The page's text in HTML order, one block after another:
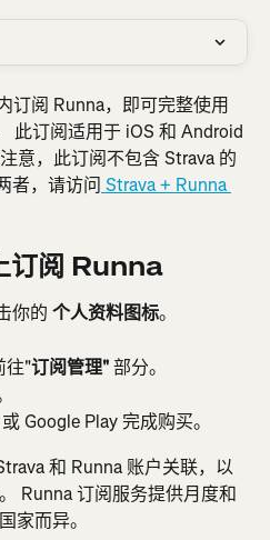
订阅 Runna，即可完整使用
此订阅适用于 iOS 和 Android
意，此订阅不包含 Strava 的
者，请访问 Strava + Runna
订阅 Runna
你的 个人资料图标。
往"订阅管理" 部分。
Google Play 完成购买。
和 Runna 账户关联，以
Runna 订阅服务提供月度和
家而异。